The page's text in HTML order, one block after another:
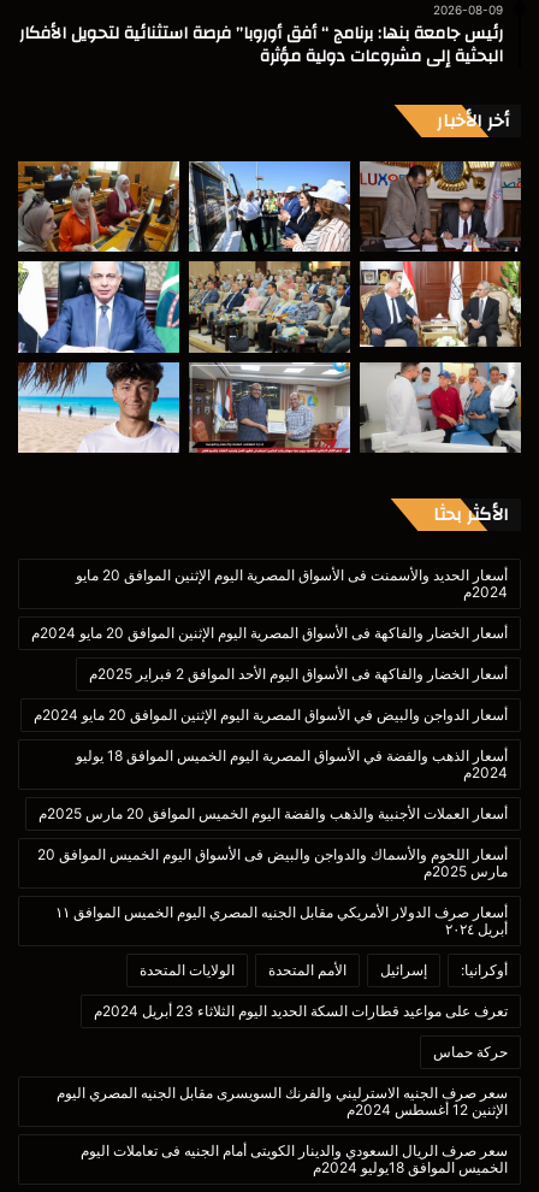
2026-08-09
رئيس جامعة بنها: برنامج “ أفق أوروبا” فرصة استثنائية لتحويل الأفكار
البحثية إلى مشروعات دولية مؤثرة
أخر الأخبار
الأكثر بحثا
أسعار الحديد والأسمنت فى الأسواق المصرية اليوم الإثنين الموافق 20 مايو
2024م
أسعار الخضار والفاكهة فى الأسواق المصرية اليوم الإثنين الموافق 20 مايو 2024م
أسعار الخضار والفاكهة فى الأسواق اليوم الأحد الموافق 2 فبراير 2025م
أسعار الدواجن والبيض في الأسواق المصرية اليوم الإثنين الموافق 20 مايو 2024م
أسعار الذهب والفضة في الأسواق المصرية اليوم الخميس الموافق 18 يوليو
2024م
أسعار العملات الأجنبية والذهب والفضة اليوم الخميس الموافق 20 مارس 2025م
أسعار اللحوم والأسماك والدواجن والبيض فى الأسواق اليوم الخميس الموافق 20
مارس 2025م
أسعار صرف الدولار الأمريكي مقابل الجنيه المصري اليوم الخميس الموافق ١١
أبريل ٢٠٢٤
أوكرانيا: إسرائيل الأمم المتحدة الولايات المتحدة
تعرف على مواعيد قطارات السكة الحديد اليوم الثلاثاء 23 أبريل 2024م
حركة حماس
سعر صرف الجنيه الاسترليني والفرنك السويسرى مقابل الجنيه المصري اليوم
الإثنين 12 أغسطس 2024م
سعر صرف الريال السعودي والدينار الكويتى أمام الجنيه فى تعاملات اليوم
الخميس الموافق 18يوليو 2024م